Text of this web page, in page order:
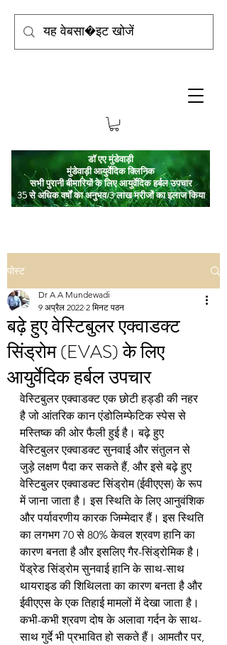
डॉ एए मुंडेवाड़ी
मुंडेवाड़ी आयुर्वेदिक क्लिनिक
सभी पुरानी बीमारियों के लिए आयुर्वेदिक हर्बल उपचार
35 से अधिक वर्षों का अनुभव/3 लाख मरीजों का इलाज किया
पोस्ट
बढ़े हुए वेस्टिबुलर एक्वाडक्ट
सिंड्रोम (EVAS) के लिए
आयुर्वेदिक हर्बल उपचार
Dr A A Mundewadi
9 अप्रैल 2022 2 मिनट पठन
वेस्टिबुलर एक्वाडक्ट एक छोटी हड्डी की नहर
है जो आंतरिक कान एंडोलिम्फेटिक स्पेस से
मस्तिष्क की ओर फैली हुई है। बढ़े हुए
वेस्टिबुलर एक्वाडक्ट सुनवाई और संतुलन से
जुड़े लक्षण पैदा कर सकते हैं, और इसे बढ़े हुए
वेस्टिबुलर एक्वाडक्ट सिंड्रोम (ईवीएएस) के रूप
में जाना जाता है। इस स्थिति के लिए आनुवंशिक
और पर्यावरणीय कारक जिम्मेदार हैं। इस स्थिति
का लगभग 70 से 80% केवल श्रवण हानि का
कारण बनता है और इसलिए गैर-सिंड्रोमिक है।
पेंड्रेड सिंड्रोम सुनवाई हानि के साथ-साथ
थायराइड की शिथिलता का कारण बनता है और
ईवीएएस के एक तिहाई मामलों में देखा जाता है।
कभी-कभी श्रवण दोष के अलावा गर्दन के साथ-
साथ गुर्दे भी प्रभावित हो सकते हैं। आमतौर पर,